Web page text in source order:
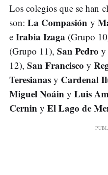
Los colegios que se han
son: La Compasión y
e Irabia Izaga (Grupo
(Grupo 11), San Pedro y
12), San Francisco y
Teresianas y Cardenal
Miguel Noáin y Luis
Cernin y El Lago de